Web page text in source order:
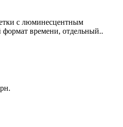
с люминесцентным
времени, отдельный..